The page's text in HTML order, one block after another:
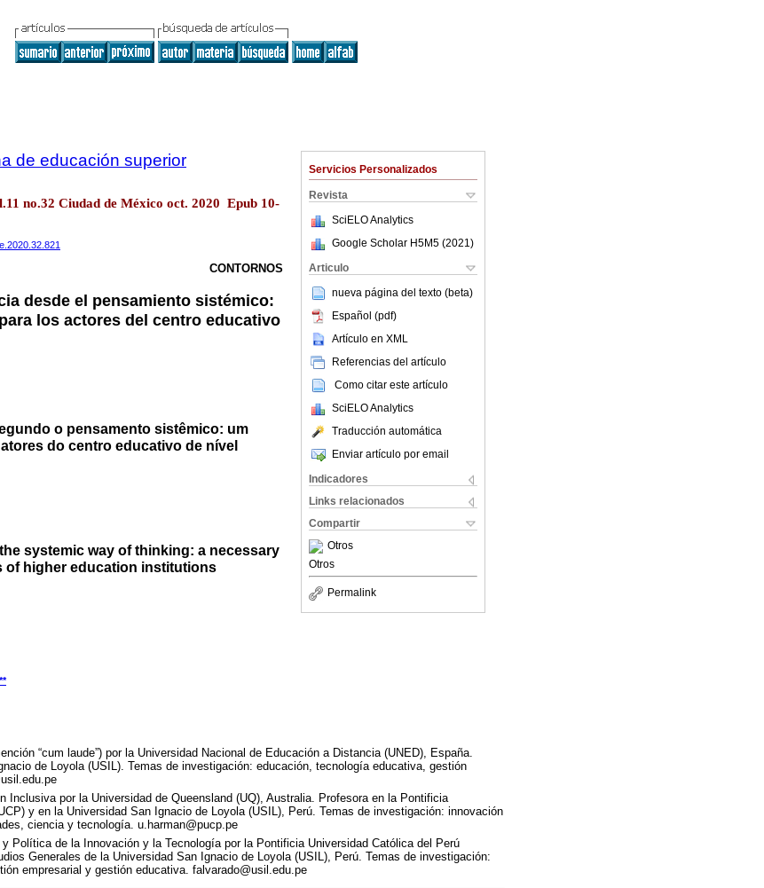
Servicios Personalizados
Revista
SciELO Analytics
Google Scholar H5M5 (2021 )
Articulo
nueva página del texto (beta)
Español (pdf)
Artículo en XML
Referencias del artículo
Como citar este artículo
SciELO Analytics
Traducción automática
Enviar artículo por email
Indicadores
Links relacionados
Compartir
Otros
Otros
Permalink
de educación superior
no.32 Ciudad de México oct. 2020 Epub 10-
CONTORNOS
desde el pensamiento sistémico:
los actores del centro educativo
o pensamento sistêmico: um
do centro educativo de nível
systemic way of thinking: a necessary
of higher education institutions
**
“cum laude”) por la Universidad Nacional de Educación a Distancia (UNED), España.
de Loyola (USIL). Temas de investigación: educación, tecnología educativa, gestión
Inclusiva por la Universidad de Queensland (UQ), Australia. Profesora en la Pontificia
y en la Universidad San Ignacio de Loyola (USIL), Perú. Temas de investigación: innovación
ciencia y tecnología. u.harman@pucp.pe
Política de la Innovación y la Tecnología por la Pontificia Universidad Católica del Perú
Generales de la Universidad San Ignacio de Loyola (USIL), Perú. Temas de investigación:
empresarial y gestión educativa. falvarado@usil.edu.pe